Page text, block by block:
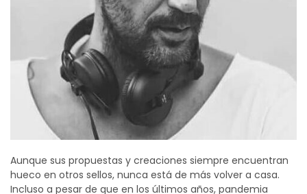
Aunque sus propuestas y creaciones siempre encuentran
hueco en otros sellos, nunca está de más volver a casa.
Incluso a pesar de que en los últimos años, pandemia